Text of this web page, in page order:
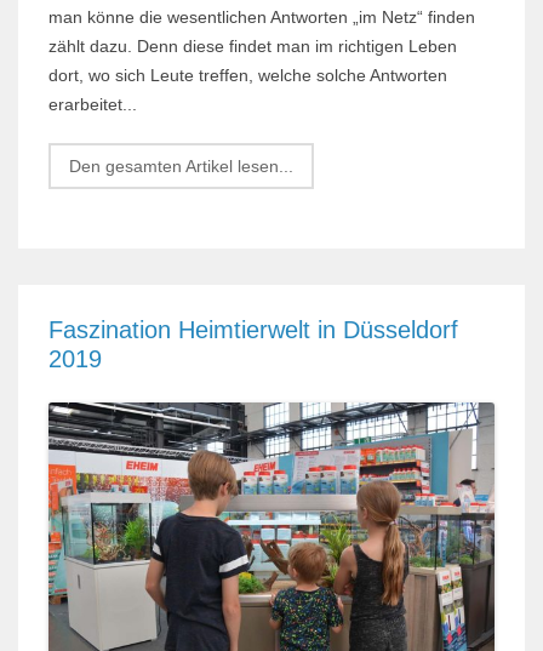
man könne die wesentlichen Antworten „im Netz“ finden
zählt dazu. Denn diese findet man im richtigen Leben
dort, wo sich Leute treffen, welche solche Antworten
erarbeitet...
Den gesamten Artikel lesen...
Faszination Heimtierwelt in Düsseldorf
2019